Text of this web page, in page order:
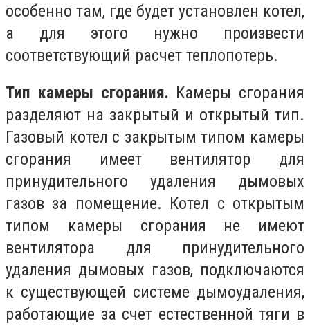
особенно там, где будет установлен котел,
а для этого нужно произвести
соответствующий расчет теплопотерь.
Тип камеры сгорания. Камеры сгорания
разделяют на закрытый и открытый тип.
Газовый котел с закрытым типом камеры
сгорания имеет вентилятор для
принудительного удаления дымовых
газов за помещение. Котел с открытым
типом камеры сгорания не имеют
вентилятора для принудительного
удаления дымовых газов, подключаются
к существующей системе дымоудаления,
работающие за счет естественной тяги в